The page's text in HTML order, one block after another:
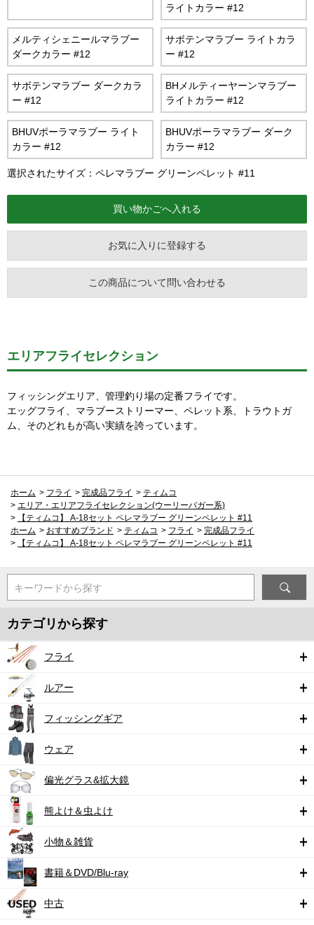
ライトカラー #12
メルティシェニールマラブー
ダークカラー #12
サボテンマラブー ライトカラ
ー #12
サボテンマラブー ダークカラ
ー #12
BHメルティーヤーンマラブー
ライトカラー #12
BHUVポーラマラブー ライト
カラー #12
BHUVポーラマラブー ダーク
カラー #12
選択されたサイズ：ペレマラブー グリーンペレット #11
お気に入りに登録する
この商品について問い合わせる
エリアフライセレクション
フィッシングエリア、管理釣り場の定番フライです。
エッグフライ、マラブーストリーマー、ペレット系、トラウトガ
ム、そのどれもが高い実績を誇っています。
ホーム > フライ > 完成品フライ > ティムコ
> エリア・エリアフライセレクション(ウーリーバガー系)
>
【ティムコ】 A-18セット ペレマラブー グリーンペレット #11
ホーム > おすすめブランド > ティムコ > フライ > 完成品フライ
>
【ティムコ】 A-18セット ペレマラブー グリーンペレット #11
キーワードから探す
カテゴリから探す
フライ
ルアー
フィッシングギア
ウェア
偏光グラス&拡大鏡
熊よけ＆虫よけ
小物＆雑貨
書籍＆DVD/Blu-ray
中古